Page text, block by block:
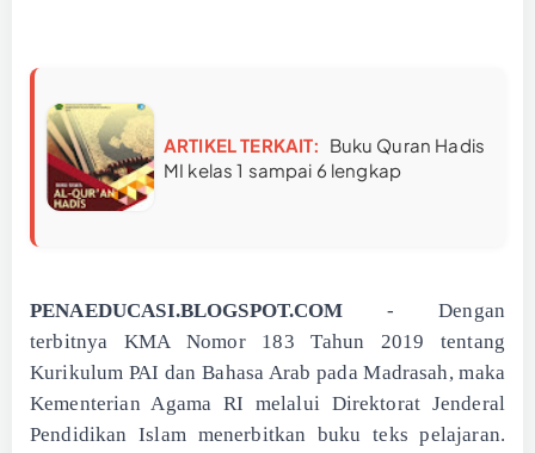
ARTIKEL TERKAIT: Buku Quran Hadis
MI kelas 1 sampai 6 lengkap
PENAEDUCASI.BLOGSPOT.COM - Dengan
terbitnya KMA Nomor 183 Tahun 2019 tentang
Kurikulum PAI dan Bahasa Arab pada Madrasah, maka
Kementerian Agama RI melalui Direktorat Jenderal
Pendidikan Islam menerbitkan buku teks pelajaran.